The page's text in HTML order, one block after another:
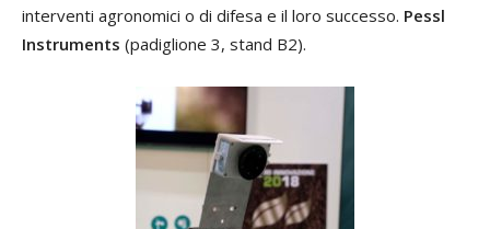
interventi agronomici o di difesa e il loro successo. Pessl
Instruments (padiglione 3, stand B2).